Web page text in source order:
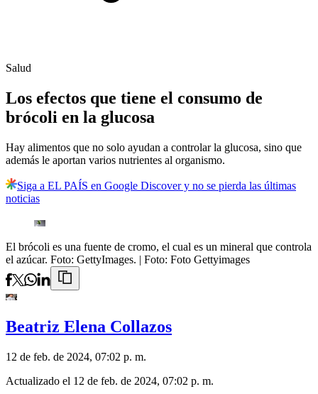
Salud
Los efectos que tiene el consumo de
brócoli en la glucosa
Hay alimentos que no solo ayudan a controlar la glucosa, sino que
además le aportan varios nutrientes al organismo.
Siga a EL PAÍS en Google Discover y no se pierda las últimas
noticias
El brócoli es una fuente de cromo, el cual es un mineral que controla
el azúcar. Foto: GettyImages. | Foto: Foto Gettyimages
Beatriz Elena Collazos
12 de feb. de 2024, 07:02 p. m.
Actualizado el 12 de feb. de 2024, 07:02 p. m.